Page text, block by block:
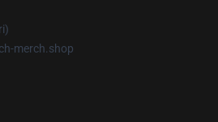
merch.shop